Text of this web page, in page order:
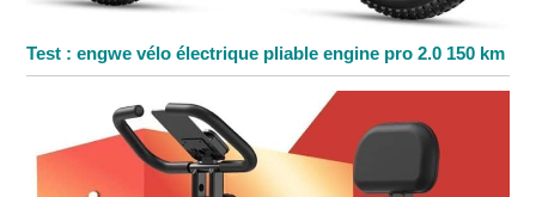
Test : engwe vélo électrique pliable engine pro 2.0 150 km